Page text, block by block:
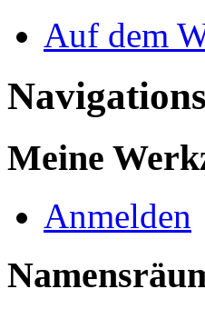
Auf dem
Meine
Anmelden